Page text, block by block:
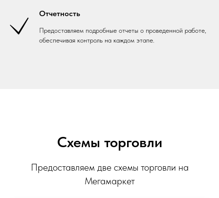
Отчетность
Предоставляем подробные отчеты о проведенной работе,
обеспечивая контроль на каждом этапе.
Схемы торговли
Предоставляем две схемы торговли на
Мегамаркет